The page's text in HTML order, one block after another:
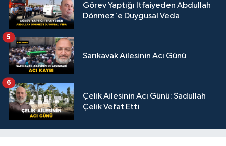
Görev Yaptığı İtfaiyeden Abdullah
Dönmez'e Duygusal Veda
Sarıkavak Ailesinin Acı Günü
5
Çelik Ailesinin Acı Günü: Sadullah
Çelik Vefat Etti
6